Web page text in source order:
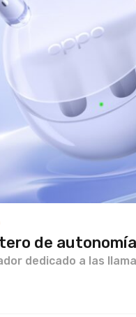
de
dedicado a las